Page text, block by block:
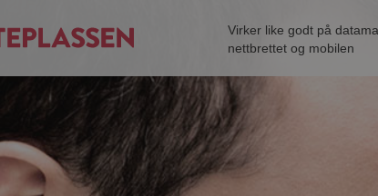
Virker like godt på
nettbrettet og mobilen